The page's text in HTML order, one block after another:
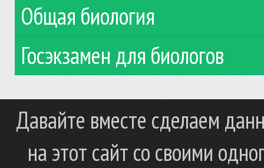
Общая биология
Госэкзамен для биологов
Давайте вместе сделаем
на этот сайт со своими